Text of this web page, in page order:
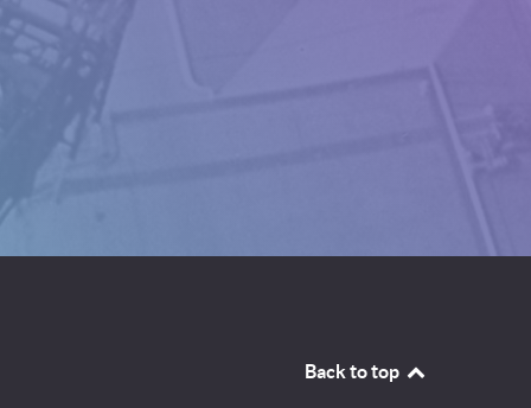
Back to top